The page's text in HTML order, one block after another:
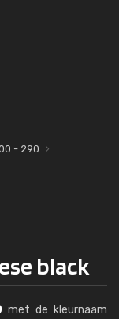
- 290
black
met de kleurnaam